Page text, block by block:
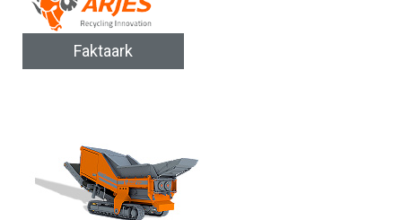
Faktaark